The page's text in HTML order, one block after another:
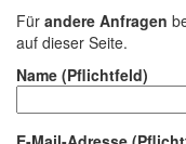
Für andere Anfragen
auf dieser Seite.
Name (Pflichtfeld)